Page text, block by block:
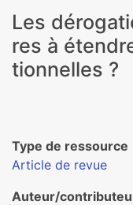
Les
res à
tion­nel­les ?
Type de ressource
Article de revue
Auteur/